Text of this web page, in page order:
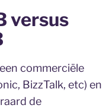
versus
commerciële
BizzTalk, etc) en
de